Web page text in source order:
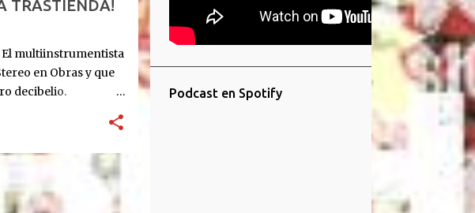
TRASTIENDA!
El multiinstrumentista
en Obras y que
decibelio.
trasplante. 11 de
Su primer
ya todos
en la mano.
Podcast en Spotify